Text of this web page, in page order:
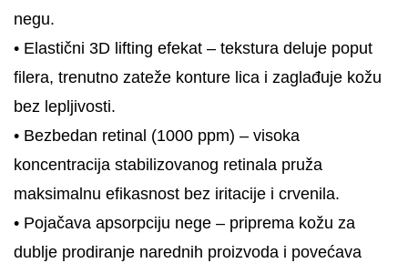
negu.
• Elastični 3D lifting efekat – tekstura deluje poput
filera, trenutno zateže konture lica i zaglađuje kožu
bez lepljivosti.
• Bezbedan retinal (1000 ppm) – visoka
koncentracija stabilizovanog retinala pruža
maksimalnu efikasnost bez iritacije i crvenila.
• Pojačava apsorpciju nege – priprema kožu za
dublje prodiranje narednih proizvoda i povećava